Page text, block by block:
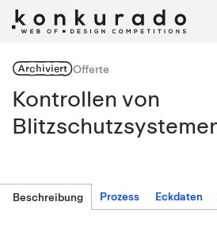
ArchiviertOfferte
Kontrollen von
Beschreibung Prozess Eckdaten